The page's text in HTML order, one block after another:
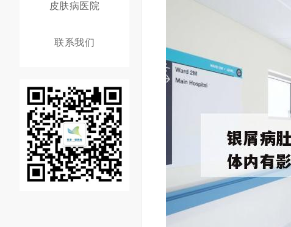
皮肤病医院
联系我们